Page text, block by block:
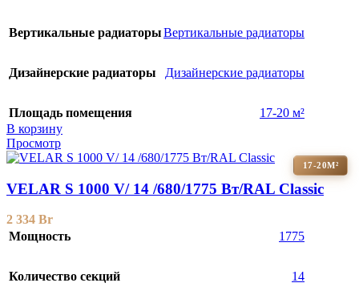
Вертикальные радиаторыВертикальные радиаторы
Дизайнерские радиаторы Дизайнерские радиаторы
Площадь помещения
17-20 м²
В корзину
Просмотр
17-20М²
VELAR S 1000 V/ 14 /680/1775 Вт/RAL Classic
2 334 Br
Мощность
1775
Количество секций 14